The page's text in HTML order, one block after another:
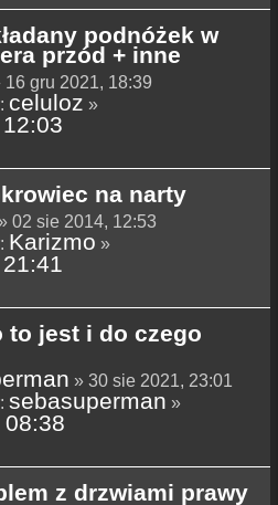
podnóżek w
przód + inne
16 gru 2021, 18:39
celuloz »
na narty
» 02 sie 2014, 12:53
Karizmo »
to jest i do czego
» 30 sie 2021, 23:01
sebasuperman »
z drzwiami prawy